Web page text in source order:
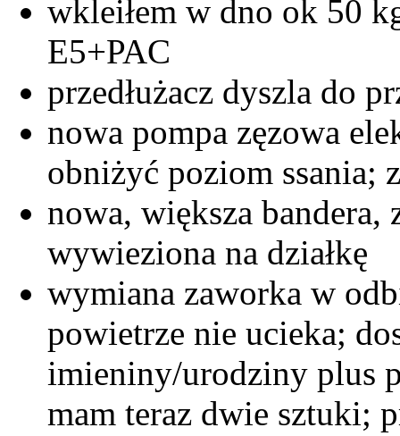
wkleiłem w dno ok 50
E5+PAC
przedłużacz dyszla do
nowa pompa zęzowa
obniżyć poziom ssania;
nowa, większa bandera,
wywieziona na działkę
wymiana zaworka w
powietrze nie ucieka;
imieniny/urodziny plus
mam teraz dwie sztuki;